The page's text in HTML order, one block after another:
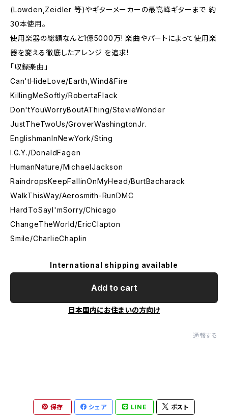
(Lowden,Zeidler 等)やギターメーカーの最高峰ギターまで 約
30本使用。
使用楽器の総額なんと1億5000万! 楽曲やパートによって使用楽
器を変える徹底したアレンジ を追求!
「収録楽曲」
Can'tHideLove/Earth,Wind&Fire
KillingMeSoftly/RobertaFlack
Don'tYouWorryBoutAThing/StevieWonder
JustTheTwoUs/GroverWashingtonJr.
EnglishmanInNewYork/Sting
I.G.Y./DonaldFagen
HumanNature/MichaelJackson
RaindropsKeepFallinOnMyHead/BurtBacharack
WalkThisWay/Aerosmith-RunDMC
HardToSayI'mSorry/Chicago
ChangeTheWorld/EricClapton
Smile/CharlieChaplin
International shipping available
Add to cart
日本国内にお住まいの方向け
通報する
保存 シェア LINE ポスト